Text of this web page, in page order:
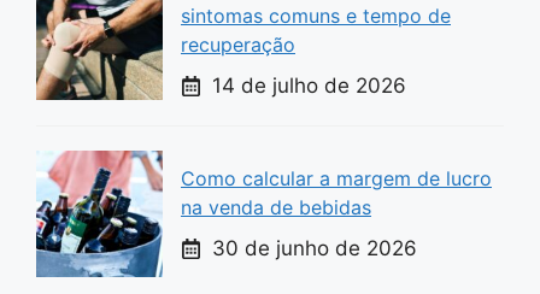
sintomas comuns e tempo de
recuperação
14 de julho de 2026
Como calcular a margem de lucro
na venda de bebidas
30 de junho de 2026